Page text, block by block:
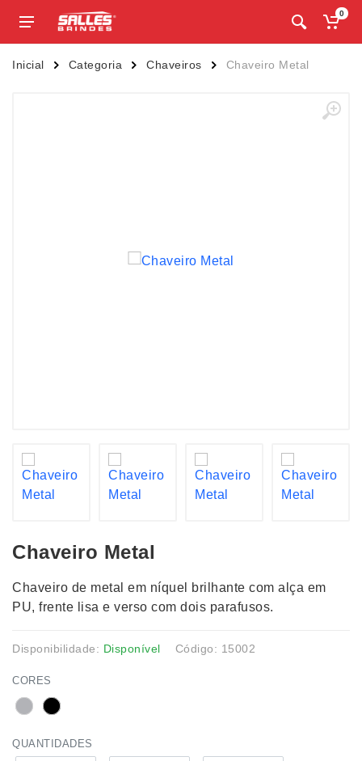
0
Inicial Categoria Chaveiros Chaveiro Metal
Chaveiro Metal
Chaveiro de metal em níquel brilhante com alça em
PU, frente lisa e verso com dois parafusos.
Disponibilidade: Disponível Código: 15002
CORES
QUANTIDADES